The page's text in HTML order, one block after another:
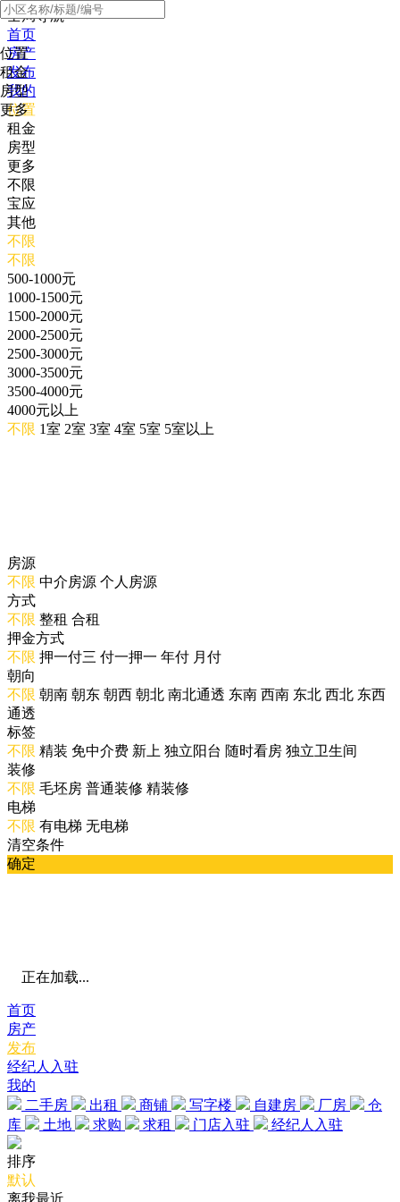
全局导航
首页
房产
发布
我的
位置
租金
房型
更多
位置
租金
房型
更多
不限
宝应
其他
不限
不限
500-1000元
1000-1500元
1500-2000元
2000-2500元
2500-3000元
3000-3500元
3500-4000元
4000元以上
不限 1室 2室 3室 4室 5室 5室以上
房源
不限 中介房源 个人房源
方式
不限 整租 合租
押金方式
不限 押一付三 付一押一 年付 月付
朝向
不限 朝南 朝东 朝西 朝北 南北通透 东南 西南 东北 西北 东西
通透
标签
不限 精装 免中介费 新上 独立阳台 随时看房 独立卫生间
装修
不限 毛坯房 普通装修 精装修
电梯
不限 有电梯 无电梯
清空条件
确定
正在加载...
首页
房产
发布
经纪人入驻
我的
二手房
出租 商铺 写字楼 自建房 厂房
仓
库
土地 求购 求租 门店入驻 经纪人入驻
排序
默认
离我最近